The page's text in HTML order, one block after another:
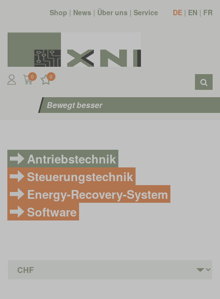
Shop | News | Über uns | Service DE | EN | FR
0 0
Bewegt besser
Antriebstechnik
Steuerungstechnik
Energy-Recovery-System
Software